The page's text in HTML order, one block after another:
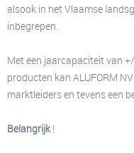
alsook in het Vlaamse
inbegrepen.
Met een jaarcapaciteit van
producten kan ALUFORM
marktleiders en tevens een
Belangrijk!